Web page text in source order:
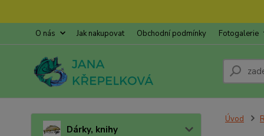
O nás Jak nakupovat Obchodní podmínky Fotogalerie
Dárky, knihy
Úvod